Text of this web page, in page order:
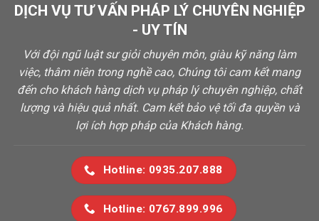
DỊCH VỤ TƯ VẤN PHÁP LÝ CHUYÊN NGHIỆP
- UY TÍN
Với đội ngũ luật sư giỏi chuyên môn, giàu kỹ năng làm
việc, thâm niên trong nghề cao, Chúng tôi cam kết mang
đến cho khách hàng dịch vụ pháp lý chuyên nghiệp, chất
lượng và hiệu quả nhất. Cam kết bảo vệ tối đa quyền và
lợi ích hợp pháp của Khách hàng.
Hotline: 0935.207.888
Hotline: 0767.899.996